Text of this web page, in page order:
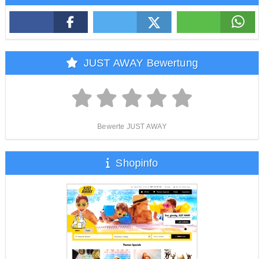
JUST AWAY Bewertung
Bewerte JUST AWAY
Shopinfo